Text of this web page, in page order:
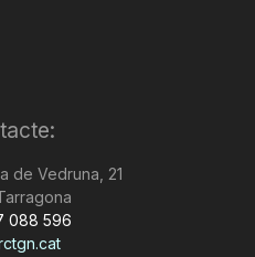
de Vedruna, 21
088 596